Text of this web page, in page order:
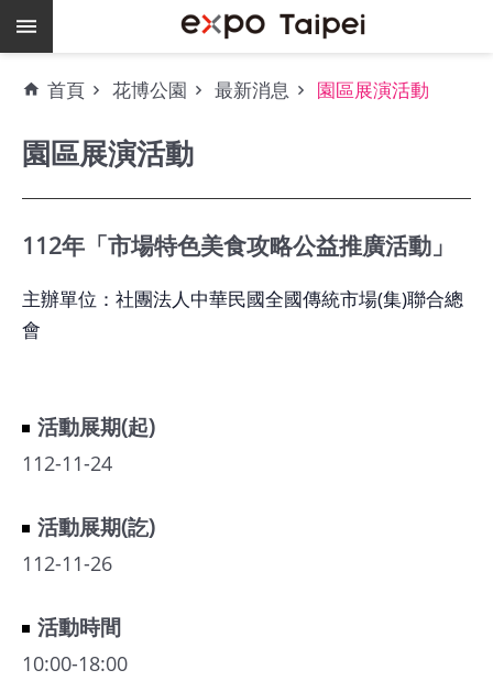
跳到主要內容區塊
門
地
借
空
期
爭
館
展
臺
北
首頁 花博公園 最新消息 園區展演活動
園區展演活動
112年「市場特色美食攻略公益推廣活動」
主辦單位：社團法人中華民國全國傳統市場(集)聯合總
會
活動展期(起)
112-11-24
活動展期(訖)
112-11-26
活動時間
10:00-18:00